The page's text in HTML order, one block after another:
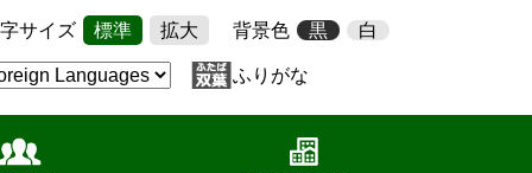
サイズ 標準 拡大 背景色 黒 白
ふりがな